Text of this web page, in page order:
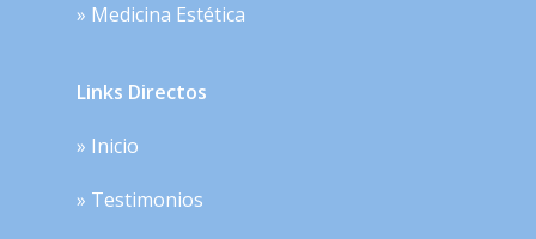
» Medicina Estética
Links Directos
» Inicio
» Testimonios